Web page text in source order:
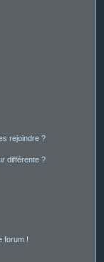
rejoindre ?
différente ?
forum !